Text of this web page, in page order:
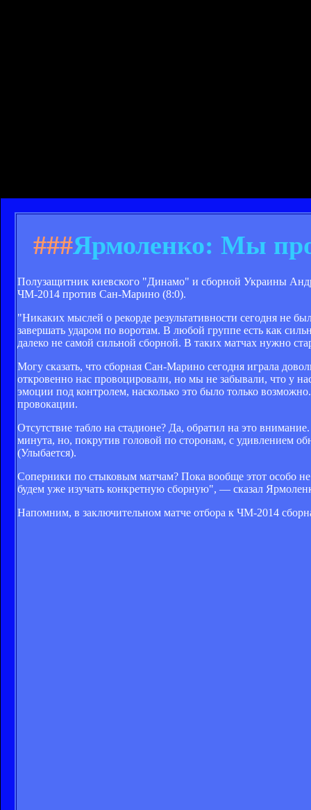
###Ярмоленко: Мы
Полузащитник киевского "Динамо" и сборной Украины
ЧМ-2014 против Сан-Марино (8:0).
"Никаких мыслей о рекорде результативности сегодня не
завершать ударом по воротам. В любой группе есть как
далеко не самой сильной сборной. В таких матчах нужно
Могу сказать, что сборная Сан-Марино сегодня играла
откровенно нас провоцировали, но мы не забывали, что у
эмоции под контролем, насколько это было только
провокации.
Отсутствие табло на стадионе? Да, обратил на это
минута, но, покрутив головой по сторонам, с удивлением
(Улыбается).
Соперники по стыковым матчам? Пока вообще этот особо
будем уже изучать конкретную сборную", — сказал
Напомним, в заключительном матче отбора к ЧМ-2014